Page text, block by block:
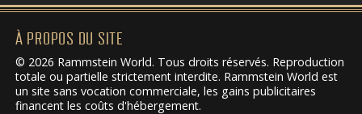
À PROPOS DU SITE
© 2026 Rammstein World. Tous droits réservés. Reproduction
totale ou partielle strictement interdite. Rammstein World est
un site sans vocation commerciale, les gains publicitaires
financent les coûts d'hébergement.